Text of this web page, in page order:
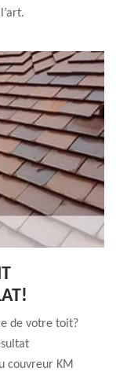
de votre toit?
couvreur KM